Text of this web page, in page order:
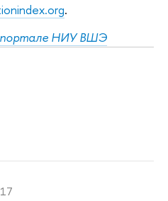
.
портале НИУ ВШЭ